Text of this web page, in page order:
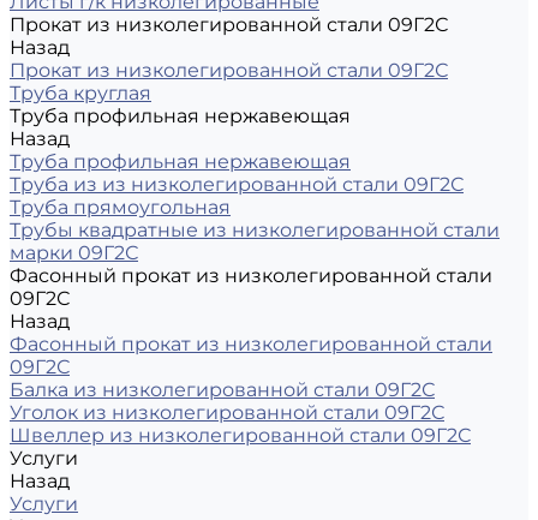
Прокат из низколегированной стали 09Г2С
Назад
Прокат из низколегированной стали 09Г2С
Труба круглая
Труба профильная нержавеющая
Назад
Труба профильная нержавеющая
Труба из из низколегированной стали 09Г2С
Труба прямоугольная
Трубы квадратные из низколегированной стали
марки 09Г2С
Фасонный прокат из низколегированной стали
09Г2С
Назад
Фасонный прокат из низколегированной стали
09Г2С
Балка из низколегированной стали 09Г2С
Уголок из низколегированной стали 09Г2С
Швеллер из низколегированной стали 09Г2С
Услуги
Назад
Услуги